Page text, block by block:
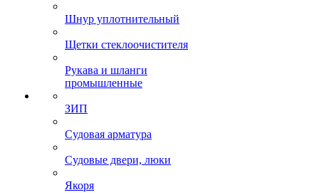
Шнур уплотнительный
Щетки стеклоочистителя
Рукава и шланги
промышленные
ЗИП
Судовая арматура
Судовые двери, люки
Якоря